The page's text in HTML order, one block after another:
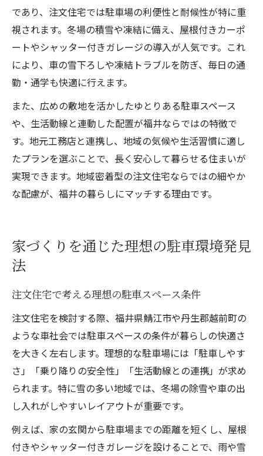
であり、注文住宅では駐車場の利便性と耐候性が特に重
視されます。冬場の積雪や凍結に備え、屋根付きカーポ
ートやシャッター付きガレージの導入が人気です。これ
により、車の雪下ろしや凍結トラブルを防ぎ、毎日の通
勤・通学も快適に行えます。
また、広めの敷地を活かしたゆとりある駐車スペース
や、生活動線と連動した配置が福井ならではの特徴で
す。地元工務店と連携し、地域の気候や生活習慣に適し
たプランを選ぶことで、長く安心して暮らせる住まいが
実現できます。地域密着型の注文住宅ならではの細やか
な配慮が、福井の暮らしにマッチする理由です。
家づくりを通じた理想の駐車環境発見
法
注文住宅で考える理想の駐車スペース条件
注文住宅を検討する際、福井県鯖江市や丹生郡越前町の
ような車社会では駐車スペースの条件が暮らしの快適さ
を大きく左右します。理想的な駐車場には「駐車しやす
さ」「乗り降りの安全性」「生活動線との連携」が求め
られます。特に雪の多い地域では、冬場の除雪や車の出
し入れがしやすいレイアウトが重要です。
例えば、家の玄関から駐車場までの距離を短くし、屋根
付きやシャッター付きガレージを設けることで、雨や雪